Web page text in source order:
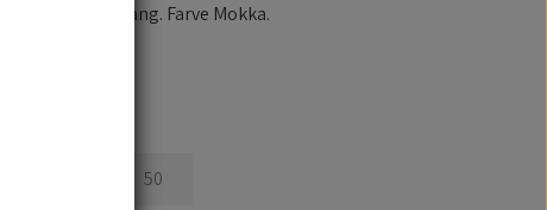
multiovergang. Farve Mokka.
50